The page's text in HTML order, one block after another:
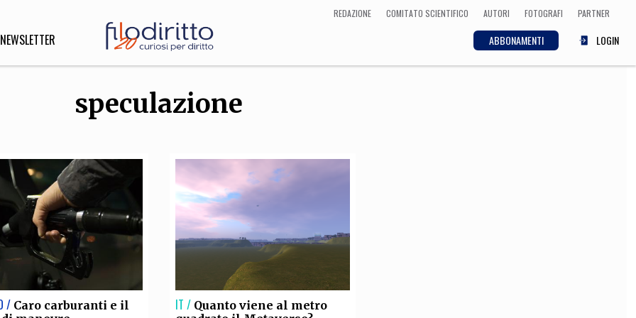
REDAZIONE COMITATO SCIENTIFICO AUTORI FOTOGRAFI PARTNER
ABBONAMENTI LOGIN
NEWSLETTER
INNOVAZIONE
Scienze informatiche,
Architettura, Ingegneria
Arte, Cinema, Musica,
speculazione
/ Caro carburanti e il
IT / Quanto viene al metro